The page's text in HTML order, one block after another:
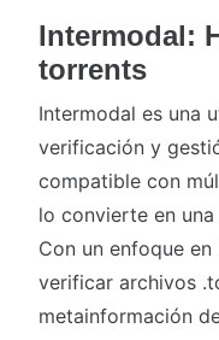
Intermodal:
torrents
Intermodal es una
verificación y
compatible con
lo convierte en
Con un enfoque
verificar archivos
metainformación